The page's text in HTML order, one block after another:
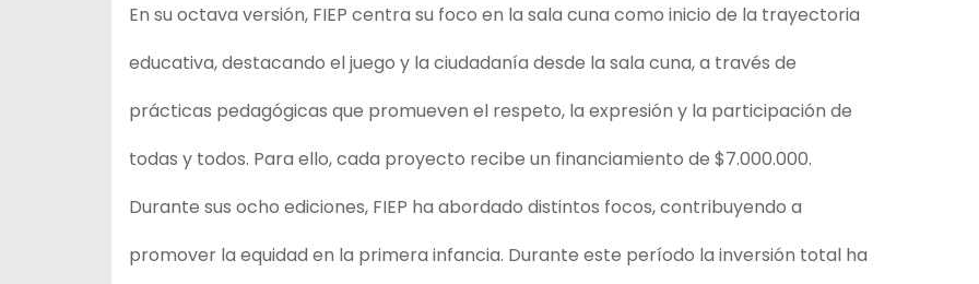
En su octava versión, FIEP centra su foco en la sala cuna como inicio de la trayectoria
educativa, destacando el juego y la ciudadanía desde la sala cuna, a través de
prácticas pedagógicas que promueven el respeto, la expresión y la participación de
todas y todos. Para ello, cada proyecto recibe un financiamiento de $7.000.000.
Durante sus ocho ediciones, FIEP ha abordado distintos focos, contribuyendo a
promover la equidad en la primera infancia. Durante este período la inversión total ha